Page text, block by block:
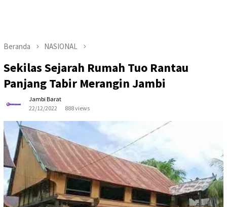
Beranda NASIONAL
Sekilas Sejarah Rumah Tuo Rantau
Panjang Tabir Merangin Jambi
Jambi Barat
22/12/2022
888 views